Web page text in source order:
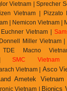
Vietnam | Sprecher
Vietnam |
Pizzato
|
Nemicon Vietnam |
Vietnam |
Miller Vietnam
Macno
SMC Vietnam
Vietnam | Asco
Ametek Vietnam
Vietnam | Bionics